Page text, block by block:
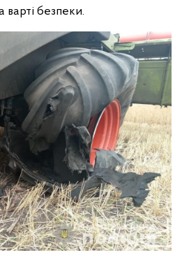
варті безпеки.